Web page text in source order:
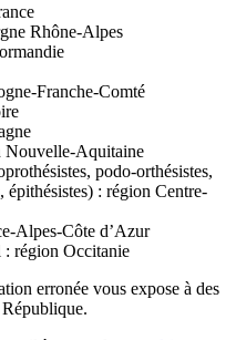
Rhône-Alpes
Franche-Comté
Nouvelle-Aquitaine
podo-orthésistes,
épithésistes) : région Centre-
Alpes-Côte d’Azur
: région Occitanie
erronée vous expose à des